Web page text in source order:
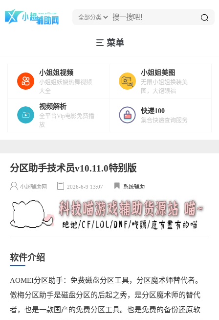
菜单
小姐姐视频
小姐姐妖娆热舞视频
大全
小姐姐美图
无限小姐姐换装美
图，大饱眼福
视频解析
全平台Vip电影免费播
放
快递100
集合快递查询服务
分区助手技术员v10.11.0特别版
小超辅助网 2026-6-9 13:07 系统辅助
软件介绍
AOMEI分区助手：免费磁盘分区工具，分区魔术师替代者。
傲梅分区助手是磁盘分区的后起之秀，是分区魔术师的替代
者，也是一款国产的免费分区工具。也是免费的备份还原软